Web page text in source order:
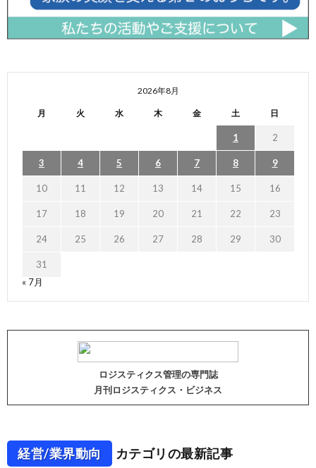
2026年8月
月 火 水 木 金 土 日
1 2
3 4 5 6 7 8 9
10 11 12 13 14 15 16
17 18 19 20 21 22 23
24 25 26 27 28 29 30
31
« 7月
ロジスティクス管理の専門誌
月刊ロジスティクス・ビジネス
経営/業界動向 カテゴリの最新記事